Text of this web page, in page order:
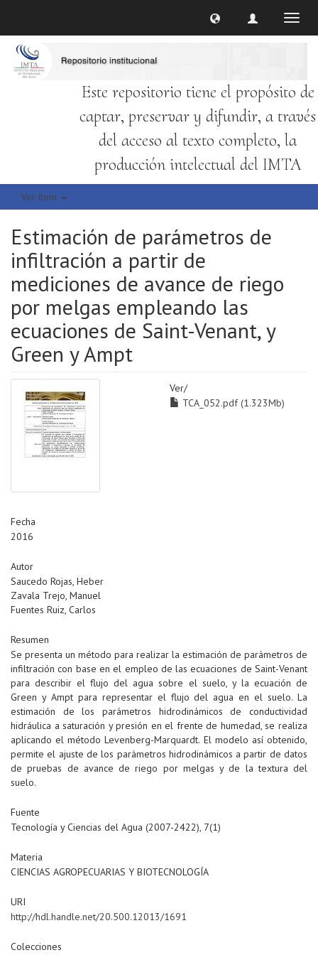
Este repositorio tiene el propósito de
captar, preservar y difundir, a través
del acceso al texto completo, la
producción intelectual del IMTA
Ver ítem
Estimación de parámetros de
infiltración a partir de
mediciones de avance de riego
por melgas empleando las
ecuaciones de Saint-Venant, y
Green y Ampt
Ver/
TCA_052.pdf (1.323Mb)
Fecha
2016
Autor
Saucedo Rojas, Heber
Zavala Trejo, Manuel
Fuentes Ruiz, Carlos
Resumen
Se presenta un método para realizar la estimación de parámetros de
infiltración con base en el empleo de las ecuaciones de Saint-Venant
para describir el flujo del agua sobre el suelo, y la ecuación de
Green y Ampt para representar el flujo del agua en el suelo. La
estimación de los parámetros hidrodinámicos de conductividad
hidráulica a saturación y presión en el frente de humedad, se realiza
aplicando el método Levenberg-Marquardt. El modelo así obtenido,
permite el ajuste de los parámetros hidrodinámicos a partir de datos
de pruebas de avance de riego por melgas y de la textura del
suelo.
Fuente
Tecnología y Ciencias del Agua (2007-2422), 7(1)
Materia
CIENCIAS AGROPECUARIAS Y BIOTECNOLOGÍA
URI
http://hdl.handle.net/20.500.12013/1691
Colecciones